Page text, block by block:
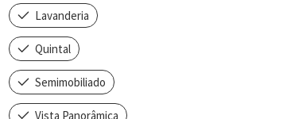
Lavanderia
Quintal
Semimobiliado
Vista Panorâmica